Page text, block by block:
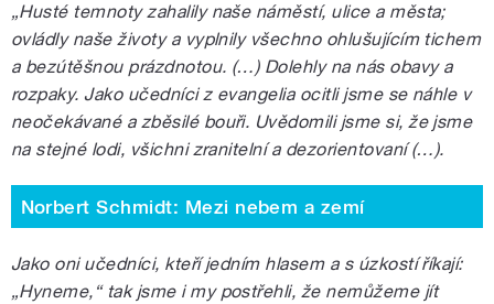
„Husté temnoty zahalily naše náměstí, ulice a města;
ovládly naše životy a vyplnily všechno ohlušujícím tichem
a bezútěšnou prázdnotou. (…) Dolehly na nás obavy a
rozpaky. Jako učedníci z evangelia ocitli jsme se náhle v
neočekávané a zběsilé bouři. Uvědomili jsme si, že jsme
na stejné lodi, všichni zranitelní a dezorientovaní (…).
Norbert Schmidt: Mezi nebem a zemí
Jako oni učedníci, kteří jedním hlasem a s úzkostí říkají:
„Hyneme,“ tak jsme i my postřehli, že nemůžeme jít